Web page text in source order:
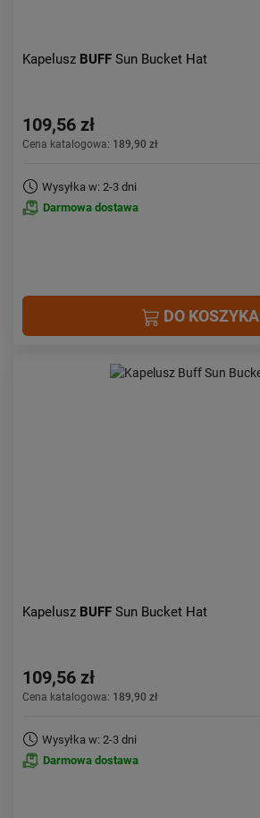
Kapelusz BUFF Sun Bucket Hat
109,56 zł
Cena katalogowa: 189,90 zł
Wysyłka w: 2-3 dni
Darmowa dostawa
DO KOSZYKA
Kapelusz BUFF Sun Bucket Hat
109,56 zł
Cena katalogowa: 189,90 zł
Wysyłka w: 2-3 dni
Darmowa dostawa